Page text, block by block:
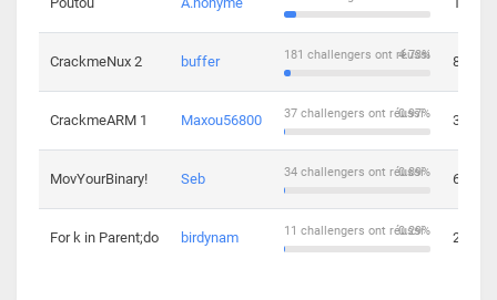
CrackmeNux 2 buffer 4.73%
181 challengers ont réussi 8
CrackmeARM 1 Maxou56800 0.97%
37 challengers ont réussi 3
MovYourBinary! Seb 0.89%
34 challengers ont réussi 6
For k in Parent;do birdynam 0.29%
11 challengers ont réussi 2